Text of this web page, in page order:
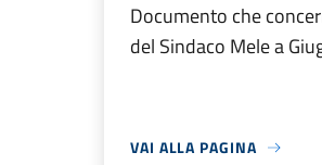
Documento che
del Sindaco Mele a
VAI ALLA PAGINA